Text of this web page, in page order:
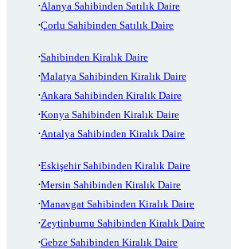
Alanya Sahibinden Satılık Daire
Çorlu Sahibinden Satılık Daire
Sahibinden Kiralık Daire
Malatya Sahibinden Kiralık Daire
Ankara Sahibinden Kiralık Daire
Konya Sahibinden Kiralık Daire
Antalya Sahibinden Kiralık Daire
Eskişehir Sahibinden Kiralık Daire
Mersin Sahibinden Kiralık Daire
Manavgat Sahibinden Kiralık Daire
Zeytinburnu Sahibinden Kiralık Daire
Gebze Sahibinden Kiralık Daire